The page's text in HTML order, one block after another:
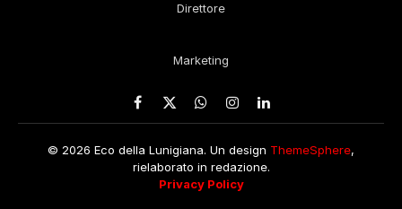
Direttore
Marketing
Facebook
X
WhatsApp
Instagram
LinkedIn
© 2026 Eco della Lunigiana. Un design ThemeSphere,
rielaborato in redazione.
Privacy Policy